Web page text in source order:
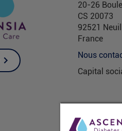
20-26
CS 20073
92521
France
Nous
Capital